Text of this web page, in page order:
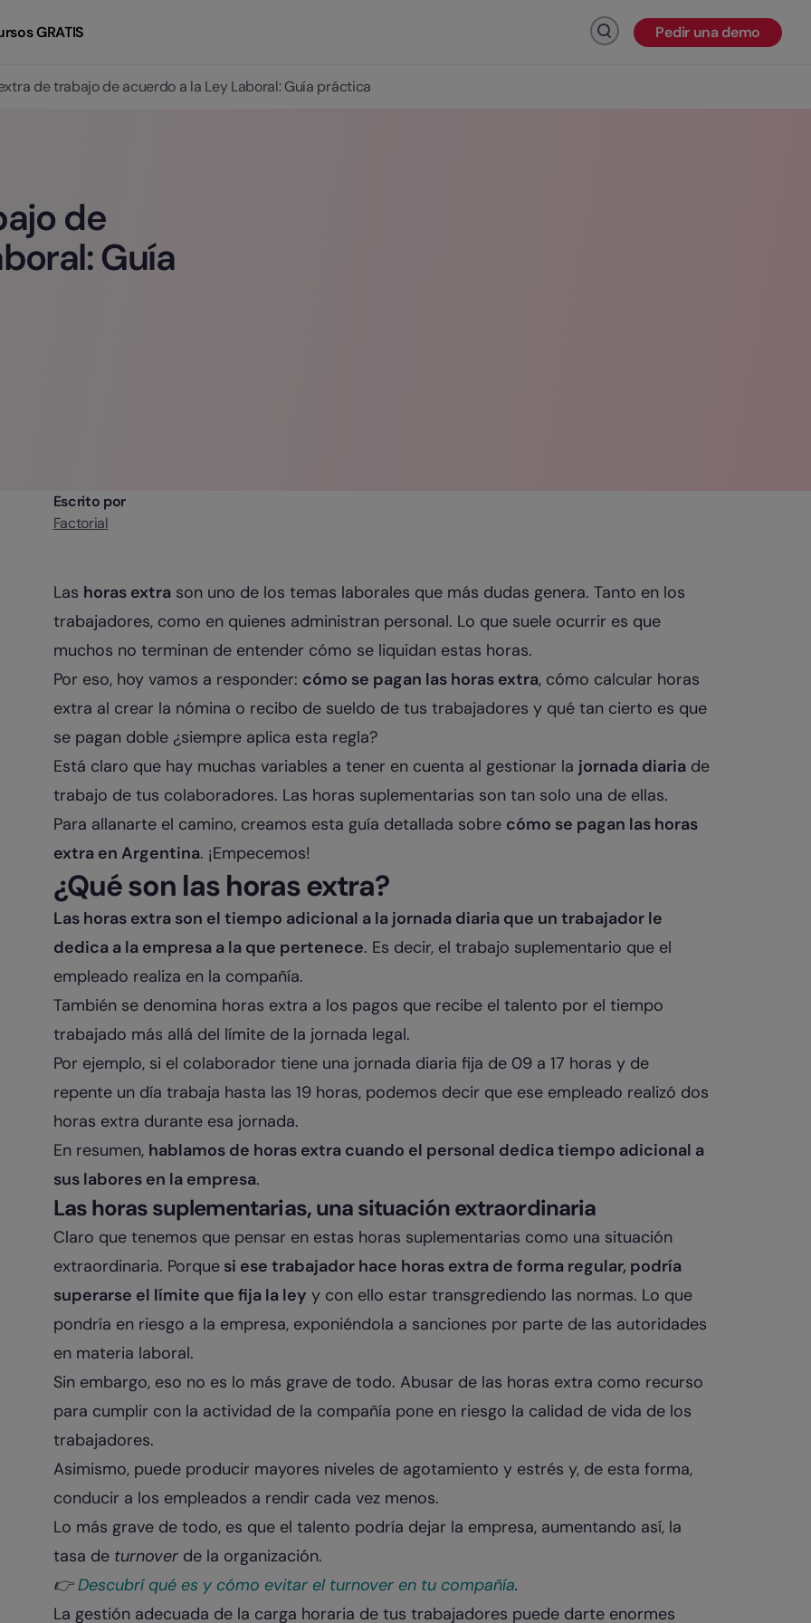
GRATIS Haz click para buscar
Pedir una demo
de trabajo de acuerdo a la Ley Laboral: Guía práctica
de
Guía
Escrito por
Factorial
Las horas extrason uno de los temas laborales que más dudas genera. Tanto en los
trabajadores, como en quienes administran personal. Lo que suele ocurrir es que
muchos no terminan de entender cómo se liquidan estas horas.
Por eso, hoy vamos a responder: cómo se pagan las horas extra, cómo calcular horas
extra al crear la nómina o recibo de sueldo de tus trabajadores y qué tan cierto es que
se pagan doble ¿siempre aplica esta regla?
Está claro que hay muchas variables a tener en cuenta al gestionar la jornada diariade
trabajo de tus colaboradores. Las horas suplementarias son tan solo una de ellas.
Para allanarte el camino, creamos esta guía detallada sobre cómo se pagan las horas
extra en Argentina. ¡Empecemos!
¿Qué son las horas extra?
Las horas extra son el tiempo adicional a la jornada diaria que un trabajador le
dedica a la empresa a la que pertenece. Es decir, el trabajo suplementario que el
empleado realiza en la compañía.
También se denomina horas extra a los pagos que recibe el talento por el tiempo
trabajado más allá del límite de la jornada legal.
Por ejemplo, si el colaborador tiene una jornada diaria fija de 09 a 17 horas y de
repente un día trabaja hasta las 19 horas, podemos decir que ese empleado realizó dos
horas extra durante esa jornada.
En resumen, hablamos de horas extra cuando el personal dedica tiempo adicional a
sus labores en la empresa.
Las horas suplementarias, una situación extraordinaria
Claro que tenemos que pensar en estas horas suplementarias como una situación
extraordinaria. Porquesi ese trabajador hace horas extra de forma regular, podría
superarse el límite que fija la ley y con ello estar transgrediendo las normas. Lo que
pondría en riesgo a la empresa, exponiéndola a sanciones por parte de las autoridades
en materia laboral.
Sin embargo, eso no es lo más grave de todo. Abusar de las horas extra como recurso
para cumplir con la actividad de la compañía pone en riesgo la calidad de vida de los
trabajadores.
Asimismo, puede producir mayores niveles de agotamiento y estrés y, de esta forma,
conducir a los empleados a rendir cada vez menos.
Lo más grave de todo, es que el talento podría dejar la empresa, aumentando así, la
tasa de turnoverde la organización.
👉​Descubrí qué es y cómo evitar el turnover en tu compañía.
La gestión adecuada de la carga horaria de tus trabajadores puede darte enormes